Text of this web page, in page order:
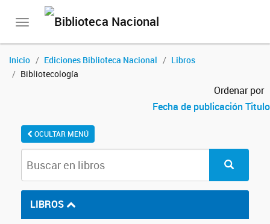
Toggle
Inicio Ediciones Biblioteca Nacional
Libros
Bibliotecología
Ordenar por
Fecha de publicaciónTitulo
OCULTAR MENÚ
LIBROS